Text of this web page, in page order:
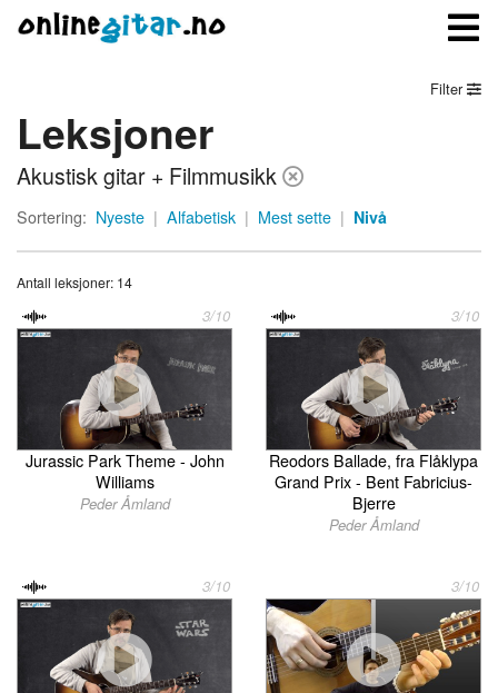
Meny
Logg inn
Kontakt oss
Om onlinegitar.no
Filter
Leksjoner
Akustisk gitar + Filmmusikk
Sortering: Nyeste | Alfabetisk | Mest sette | Nivå
Antall leksjoner: 14
3/10
Jurassic Park Theme - John
Williams
Peder Åmland
3/10
Reodors Ballade, fra Flåklypa
Grand Prix - Bent Fabricius-
Bjerre
Peder Åmland
3/10 3/10